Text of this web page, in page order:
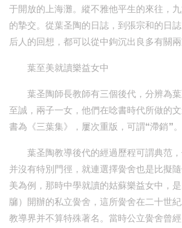
于開放的上海灘。縱不雅他平生的來往，
的摯交。從葉圣陶的日誌，到張宗和的日
后人的回想，都可以從中鉤沉出良多有關兩
葉至美就讀樂益女中
葉圣陶師長教師有三個後代，分辨為
至誠，兩子一女，他們在唸書時代所做的
書為《三葉集》，屢次重版，可謂“滯銷”。
葉圣陶教導後代的經過歷程可謂典范
并沒有特別門徑，就連選擇黌舍也是比擬
美為例，那時中學就讀的姑蘇樂益女中，
牖）開辦的私立黌舍，這所黌舍在二十世
教導界并不算特殊著名。當時公立黌舍曾